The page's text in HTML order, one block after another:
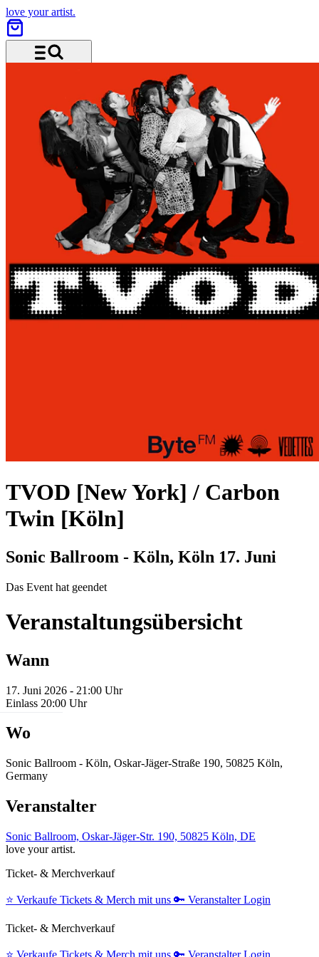
love your artist.
TVOD [New York] / Carbon
Twin [Köln]
Sonic Ballroom - Köln, Köln 17. Juni
Das Event hat geendet
Veranstaltungsübersicht
Wann
17. Juni 2026 - 21:00 Uhr
Einlass 20:00 Uhr
Wo
Sonic Ballroom - Köln, Oskar-Jäger-Straße 190, 50825 Köln,
Germany
Veranstalter
Sonic Ballroom, Oskar-Jäger-Str. 190, 50825 Köln, DE
love your artist.
Ticket- & Merchverkauf
⭐️ Verkaufe Tickets & Merch mit uns 🔑 Veranstalter Login
Ticket- & Merchverkauf